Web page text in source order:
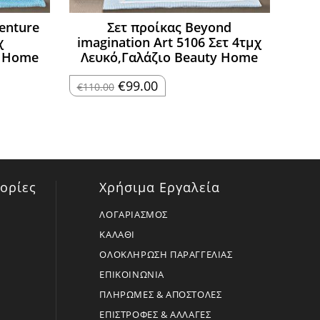
Σετ προίκας Beyond
imagination Art 5106 Σετ 4τμχ
Λευκό,Γαλάζιο Beauty Home
€110.00 Original
price
€99.00Η
τρέχουσα
Χρήσιμα Εργαλεία
ΛΟΓΑΡΙΑΣΜΟΣ
ΚΑΛΑΘΙ
ΟΛΟΚΛΗΡΩΣΗ ΠΑΡΑΓΓΕΛΙΑΣ
ΕΠΙΚΟΙΝΩΝΙΑ
ΠΛΗΡΩΜΕΣ & ΑΠΟΣΤΟΛΕΣ
ΕΠΙΣΤΡΟΦΕΣ & ΑΛΛΑΓΕΣ